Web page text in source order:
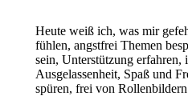
Heute weiß ich, was mir
fühlen, angstfrei Themen
sein, Unterstützung erfahren,
Ausgelassenheit, Spaß und
spüren, frei von